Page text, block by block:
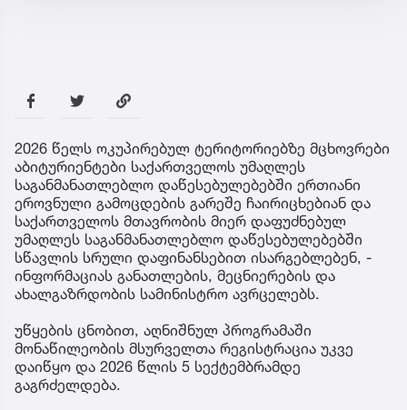
2026 წელს ოკუპირებულ ტერიტორიებზე მცხოვრები
აბიტურიენტები საქართველოს უმაღლეს
საგანმანათლებლო დაწესებულებებში ერთიანი
ეროვნული გამოცდების გარეშე ჩაირიცხებიან და
საქართველოს მთავრობის მიერ დაფუძნებულ
უმაღლეს საგანმანათლებლო დაწესებულებებში
სწავლის სრული დაფინანსებით ისარგებლებენ, -
ინფორმაციას განათლების, მეცნიერების და
ახალგაზრდობის სამინისტრო ავრცელებს.
უწყების ცნობით, აღნიშნულ პროგრამაში
მონაწილეობის მსურველთა რეგისტრაცია უკვე
დაიწყო და 2026 წლის 5 სექტემბრამდე
გაგრძელდება.